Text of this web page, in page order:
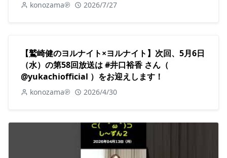
konozama℗ 2026/7/27
【鷲崎健のヨルナイト×ヨルナイト】次回、5月6日
（水）の第58回放送は #井口裕香 さん（
@yukachiofficial ）をお迎えします！
konozama℗ 2026/4/30